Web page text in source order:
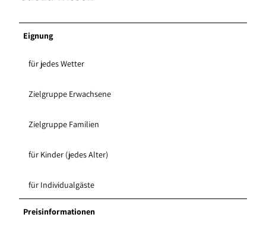
Eignung
für jedes Wetter
Zielgruppe Erwachsene
Zielgruppe Familien
für Kinder (jedes Alter)
für Individualgäste
Preisinformationen